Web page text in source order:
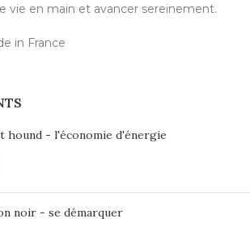
vie en main et avancer sereinement.
in France
hound - l'économie d'énergie
noir - se démarquer